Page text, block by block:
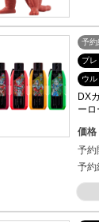
予約
プ
ウ
DX
ーロ
価格
予約
予約